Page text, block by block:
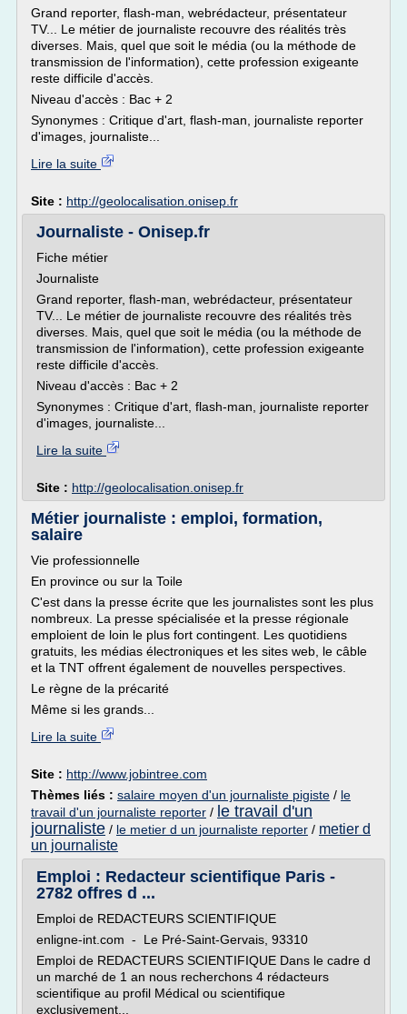
Grand reporter, flash-man, webrédacteur, présentateur
TV... Le métier de journaliste recouvre des réalités très
diverses. Mais, quel que soit le média (ou la méthode de
transmission de l'information), cette profession exigeante
reste difficile d'accès.
Niveau d'accès : Bac + 2
Synonymes : Critique d'art, flash-man, journaliste reporter
d'images, journaliste...
Lire la suite
Site : http://geolocalisation.onisep.fr
Journaliste - Onisep.fr
Fiche métier
Journaliste
Grand reporter, flash-man, webrédacteur, présentateur
TV... Le métier de journaliste recouvre des réalités très
diverses. Mais, quel que soit le média (ou la méthode de
transmission de l'information), cette profession exigeante
reste difficile d'accès.
Niveau d'accès : Bac + 2
Synonymes : Critique d'art, flash-man, journaliste reporter
d'images, journaliste...
Lire la suite
Site : http://geolocalisation.onisep.fr
Métier journaliste : emploi, formation,
salaire
Vie professionnelle
En province ou sur la Toile
C'est dans la presse écrite que les journalistes sont les plus
nombreux. La presse spécialisée et la presse régionale
emploient de loin le plus fort contingent. Les quotidiens
gratuits, les médias électroniques et les sites web, le câble
et la TNT offrent également de nouvelles perspectives.
Le règne de la précarité
Même si les grands...
Lire la suite
Site : http://www.jobintree.com
Thèmes liés : salaire moyen d'un journaliste pigiste / le
travail d'un journaliste reporter / le travail d'un
journaliste / le metier d un journaliste reporter / metier d
un journaliste
Emploi : Redacteur scientifique Paris -
2782 offres d ...
Emploi de REDACTEURS SCIENTIFIQUE
enligne-int.com - Le Pré-Saint-Gervais, 93310
Emploi de REDACTEURS SCIENTIFIQUE Dans le cadre d
un marché de 1 an nous recherchons 4 rédacteurs
scientifique au profil Médical ou scientifique
exclusivement...